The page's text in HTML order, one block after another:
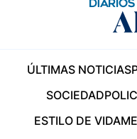
ÚLTIMAS NOTICIAS
SOCIEDAD
ESTILO DE VIDA